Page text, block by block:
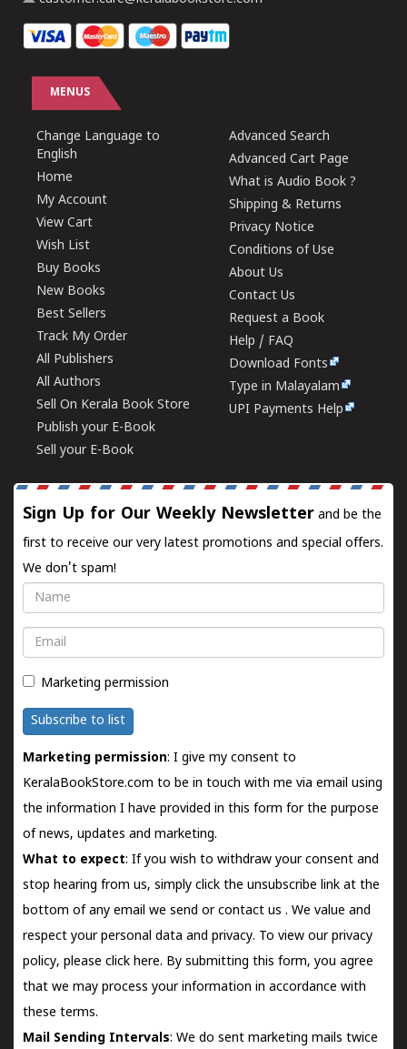
MENUS
Change Language to
English
Home
My Account
View Cart
Wish List
Buy Books
New Books
Best Sellers
Track My Order
All Publishers
All Authors
Sell On Kerala Book Store
Publish your E-Book
Sell your E-Book
Advanced Search
Advanced Cart Page
What is Audio Book ?
Shipping & Returns
Privacy Notice
Conditions of Use
About Us
Contact Us
Request a Book
Help / FAQ
Download Fonts
Type in Malayalam
UPI Payments Help
Sign Up for Our Weekly Newsletter and be the
first to receive our very latest promotions and special offers.
We don't spam!
Name
Email
Marketing permission
Subscribe to list
Marketing permission: I give my consent to
KeralaBookStore.com to be in touch with me via email using
the information I have provided in this form for the purpose
of news, updates and marketing.
What to expect: If you wish to withdraw your consent and
stop hearing from us, simply click the unsubscribe link at the
bottom of any email we send orcontact us . We value and
respect your personal data and privacy. To view our privacy
policy, please click here. By submitting this form, you agree
that we may process your information in accordance with
these terms.
Mail Sending Intervals: We do sent marketing mails twice